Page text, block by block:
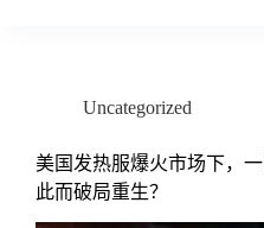
Uncategorized
美国发热服爆火市场下，
此而破局重生？